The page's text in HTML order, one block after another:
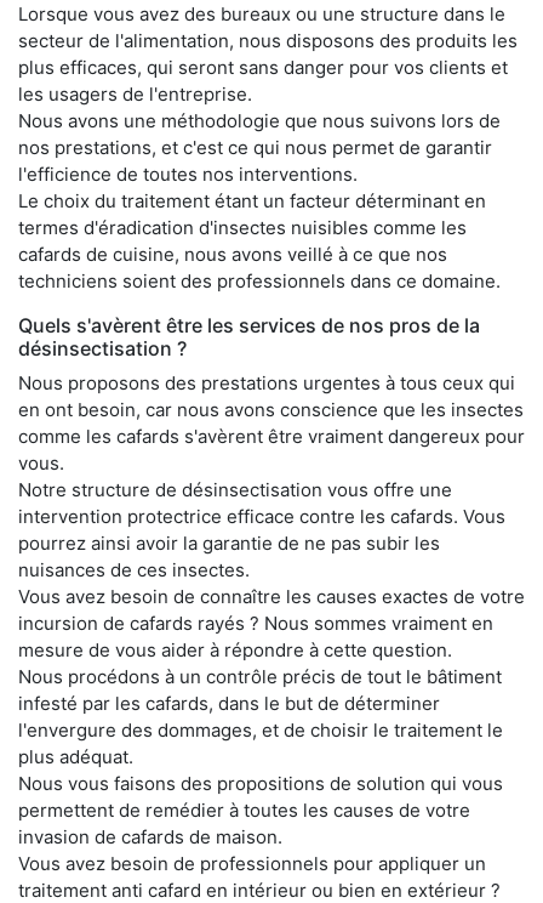
Lorsque vous avez des bureaux ou une structure dans le
secteur de l'alimentation, nous disposons des produits les
plus efficaces, qui seront sans danger pour vos clients et
les usagers de l'entreprise.
Nous avons une méthodologie que nous suivons lors de
nos prestations, et c'est ce qui nous permet de garantir
l'efficience de toutes nos interventions.
Le choix du traitement étant un facteur déterminant en
termes d'éradication d'insectes nuisibles comme les
cafards de cuisine, nous avons veillé à ce que nos
techniciens soient des professionnels dans ce domaine.
Quels s'avèrent être les services de nos pros de la
désinsectisation ?
Nous proposons des prestations urgentes à tous ceux qui
en ont besoin, car nous avons conscience que les insectes
comme les cafards s'avèrent être vraiment dangereux pour
vous.
Notre structure de désinsectisation vous offre une
intervention protectrice efficace contre les cafards. Vous
pourrez ainsi avoir la garantie de ne pas subir les
nuisances de ces insectes.
Vous avez besoin de connaître les causes exactes de votre
incursion de cafards rayés ? Nous sommes vraiment en
mesure de vous aider à répondre à cette question.
Nous procédons à un contrôle précis de tout le bâtiment
infesté par les cafards, dans le but de déterminer
l'envergure des dommages, et de choisir le traitement le
plus adéquat.
Nous vous faisons des propositions de solution qui vous
permettent de remédier à toutes les causes de votre
invasion de cafards de maison.
Vous avez besoin de professionnels pour appliquer un
traitement anti cafard en intérieur ou bien en extérieur ?